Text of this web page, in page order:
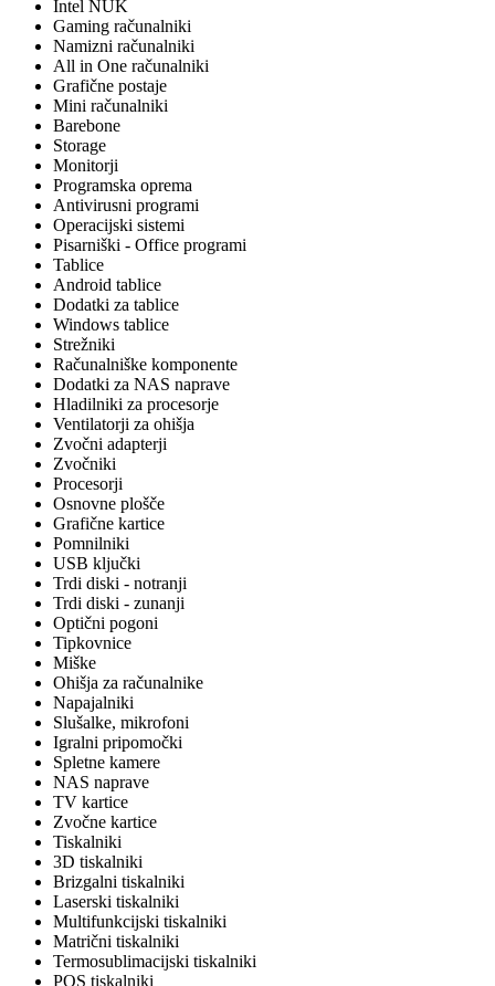
Intel NUK
Gaming računalniki
Namizni računalniki
All in One računalniki
Grafične postaje
Mini računalniki
Barebone
Storage
Monitorji
Programska oprema
Antivirusni programi
Operacijski sistemi
Pisarniški - Office programi
Tablice
Android tablice
Dodatki za tablice
Windows tablice
Strežniki
Računalniške komponente
Dodatki za NAS naprave
Hladilniki za procesorje
Ventilatorji za ohišja
Zvočni adapterji
Zvočniki
Procesorji
Osnovne plošče
Grafične kartice
Pomnilniki
USB ključki
Trdi diski - notranji
Trdi diski - zunanji
Optični pogoni
Tipkovnice
Miške
Ohišja za računalnike
Napajalniki
Slušalke, mikrofoni
Igralni pripomočki
Spletne kamere
NAS naprave
TV kartice
Zvočne kartice
Tiskalniki
3D tiskalniki
Brizgalni tiskalniki
Laserski tiskalniki
Multifunkcijski tiskalniki
Matrični tiskalniki
Termosublimacijski tiskalniki
POS tiskalniki